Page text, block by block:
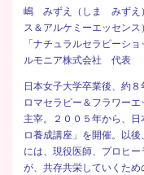
嶋 みずえ（しま みずえ
ス＆アルケミーエッセンス
「ナチュラルセラピー
ルモニア株式会社 代表
日本女子大学卒業後、約
ロマセラピー＆フラワー
主宰。２００５年から、
ロ養成講座」を開催。以
には、現役医師、プロヒ
が、共存共栄していくた